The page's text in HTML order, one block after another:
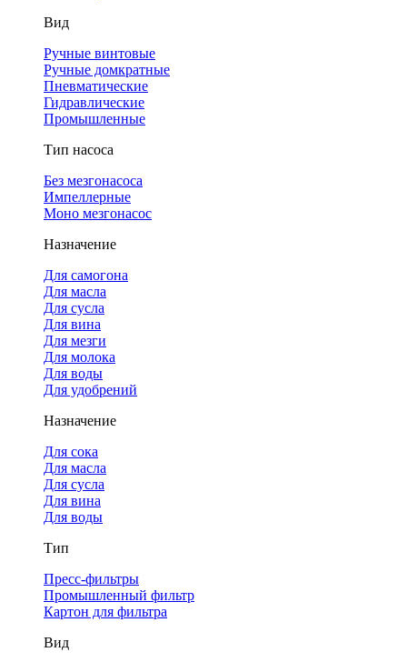
Вид
Ручные винтовые
Ручные домкратные
Пневматические
Гидравлические
Промышленные
Тип насоса
Без мезгонасоса
Импеллерные
Моно мезгонасос
Назначение
Для самогона
Для масла
Для сусла
Для вина
Для мезги
Для молока
Для воды
Для удобрений
Назначение
Для сока
Для масла
Для сусла
Для вина
Для воды
Тип
Пресс-фильтры
Промышленный фильтр
Картон для фильтра
Вид